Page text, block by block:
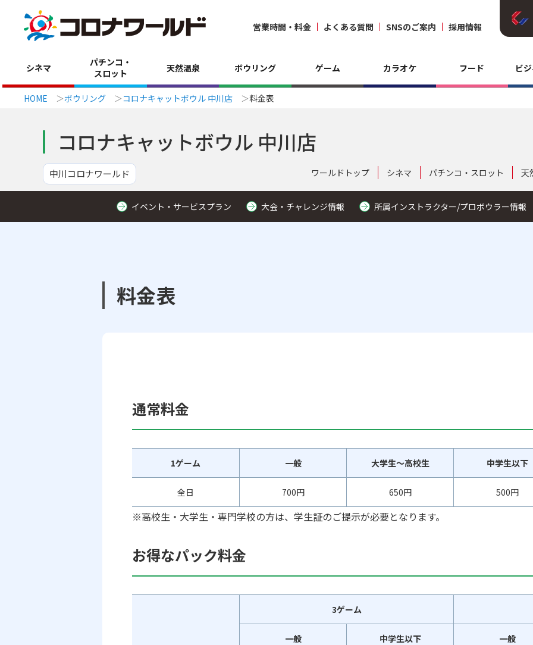
営業時間・料金 よくある質問 SNSのご案内 採用情報
シネマ
パチンコ・
スロット
天然温泉 ボウリング ゲーム カラオケ フード ビ
HOME ボウリング コロナキャットボウル 中川店 料金表
コロナキャットボウル 中川店
中川コロナワールド ワールドトップ シネマ パチンコ・スロット 天
イベント・サービスプラン 大会・チャレンジ情報 所属インストラクター/プロボウラー情報
料金表
通常料金
1ゲーム 一般 大学生～高校生 中学生以下
全日 700円 650円 500円
※高校生・大学生・専門学校の方は、学生証のご提示が必要となります。
お得なパック料金
3ゲーム
一般 中学生以下 一般